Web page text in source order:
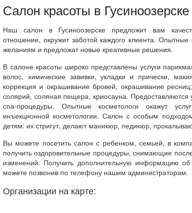
Салон красоты в Гусиноозерске
Наш салон в Гусиноозерске предложит вам
отношение, окружит заботой каждого клиента.
желаниям и предложат новые креативные решения.
В салоне красоты широко представлены услуги
волос, химические завивки, укладки и прически,
коррекция и окрашивание бровей, окрашивание
солярий, соляная пещера, криосауна.
спа-процедуры. Опытные косметологи окажут
инъекционной косметологии. Салон с особым
детям: их стригут, делают маникюр, педикюр,
Вы можете посетить салон с ребенком, семьей, в
получить оздоровительные процедуры, снимающие
изменений. Получить дополнительную информацию об
можете позвонив по телефону нашим администраторам.
Организации на карте: